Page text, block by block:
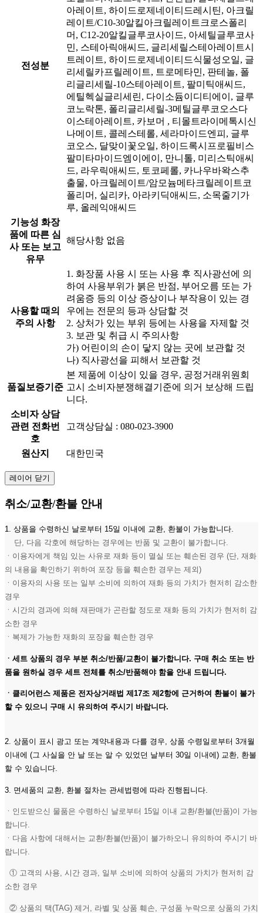
전성분
아레이트, 하이드로제네이티드레시틴, 아크릴
레이트/C10-30알킬아크릴레이트크로스폴리
머, C12-20알킬글루코사이드, 아세틸글루코사
민, 스테아릭애씨드, 글리세릴스테아레이트시
트레이트, 하이드로제네이티드식물성오일, 글
리세릴카프릴레이트, 트로메타민, 판테놀, 폴
리글리세릴-10스테아레이트, 팔미틱애씨드,
에틸헥실글리세린, 다이소듐이디티에이, 글루
코노락톤, 폴리글리세릴-3메틸글루코오스다
이스테아레이트, 카보머 , 티몰트라이메톡시신
나메이트, 콜레스테롤, 세라마이드엔피, 글루
코오스, 달맞이꽃오일, 하이드록시프로필비스
팔미타마이드엠이에이, 만니톨, 미리스틱애씨
드, 라우릭애씨드, 토코페롤, 카나우바왁스추
출물, 아크릴레이트/암모늄메타크릴레이트코
폴리머, 실리카, 아라키딕애씨드, 소목줄기가
루, 올레익애씨드
기능성 화장
품에 따른 심
사 또는 보고
유무
해당사항 없음
사용할 때의
주의 사항
1. 화장품 사용 시 또는 사용 후 직사광선에 의
하여 사용부위가 붉은 반점, 부어오름 또는 가
려움증 등의 이상 증상이나 부작용이 있는 경
우에는 전문의 등과 상담할 것
2. 상처가 있는 부위 등에는 사용을 자제할 것
3. 보관 및 취급 시 주의사항
가) 어린이의 손이 닿지 않는 곳에 보관할 것
나) 직사광선을 피해서 보관할 것
품질보증기준
본 제품에 이상이 있을 경우, 공정거래위원회
고시 소비자분쟁해결기준에 의거 보상해 드립
니다.
소비자 상담
관련 전화번
호
고객상담실 : 080-023-3900
원산지 대한민국
레이어 닫기
취소/교환/환불 안내
1. 상품을 수령하신 날로부터 15일 이내에 교환, 환불이 가능합니다.
단, 다음 각호에 해당하는 경우에는 반품 및 교환이 불가합니다.
ㆍ이용자에게 책임 있는 사유로 재화 등이 멸실 또는 훼손된 경우 (단, 재화
의 내용을 확인하기 위하여 포장 등을 훼손한 경우는 제외)
ㆍ이용자의 사용 또는 일부 소비에 의하여 재화 등의 가치가 현저히 감소한
경우
ㆍ시간의 경과에 의해 재판매가 곤란할 정도로 재화 등의 가치가 현저히 감
소한 경우
ㆍ복제가 가능한 재화의 포장을 훼손한 경우
ㆍ세트 상품의 경우 부분 취소/반품/교환이 불가합니다. 구매 취소 또는 반
품을 원하실 경우 세트 전체를 취소/반품해야 함을 안내 드립니다.
ㆍ클리어런스 제품은 전자상거래법 제17조 제2항에 근거하여 환불이 불가
할 수 있으니 구매 시 유의하여 주시기 바랍니다.
2. 상품이 표시 광고 또는 계약내용과 다를 경우, 상품 수령일로부터 3개월
이내에 (그 사실을 안 날 또는 알 수 있었던 날부터 30일 이내에) 교환, 환불
할 수 있습니다.
3. 면세품의 교환, 환불 절차는 관세법령에 따라 진행됩니다.
ㆍ인도받으신 물품은 수령하신 날로부터 15일 이내 교환/환불(반품)이 가능
합니다.
ㆍ다음 사항에 대해서는 교환/환불(반품)이 불가하오니 유의하여 주시기 바
랍니다.
① 고객의 사용, 시간 경과, 일부 소비에 의하여 상품의 가치가 현저히 감
소한 경우
② 상품의 택(TAG) 제거, 라벨 및 상품 훼손, 구성품 누락으로 상품의 가치